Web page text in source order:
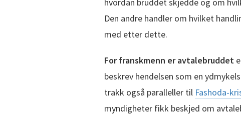
Den andre handler om hvilket
med etter dette.
For franskmenn er avtalebruddet
beskrev hendelsen som en
trakk også paralleller til Fashoda-
myndigheter fikk beskjed om